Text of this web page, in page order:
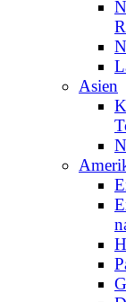
Asien